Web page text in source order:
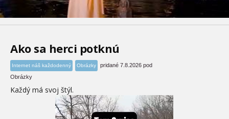
Ako sa herci potknú
Internet náš každodenný Obrázky
pridané 7.8.2026 pod
Obrázky
Každý má svoj štýl.